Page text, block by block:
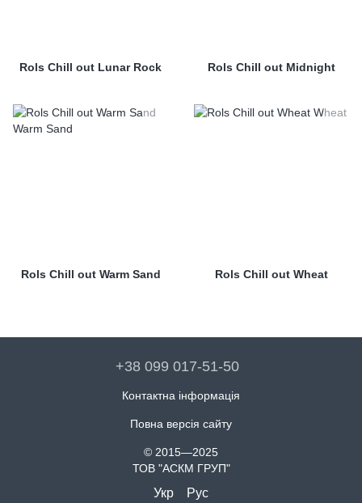
Rols Chill out Lunar Rock Rols Chill out Midnight
Rols Chill out Warm Sand Rols Chill out Wheat
+38 099 017-51-50
Контактна інформація
Повна версія сайту
© 2015—2025
ТОВ "АСКМ ГРУП"
Укр Рус